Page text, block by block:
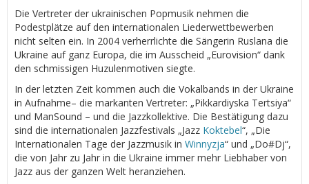
Die Vertreter der ukrainischen Popmusik nehmen die
Podestplätze auf den internationalen Liederwettbewerben
nicht selten ein. In 2004 verherrlichte die Sängerin Ruslana die
Ukraine auf ganz Europa, die im Ausscheid „Eurovision“ dank
den schmissigen Huzulenmotiven siegte.
In der letzten Zeit kommen auch die Vokalbands in der Ukraine
in Aufnahme– die markanten Vertreter: „Pikkardiyska Tertsiya“
und ManSound – und die Jazzkollektive. Die Bestätigung dazu
sind die internationalen Jazzfestivals „Jazz Koktebel“, „Die
Internationalen Tage der Jazzmusik in Winnyzja“ und „Do#Dj“,
die von Jahr zu Jahr in die Ukraine immer mehr Liebhaber von
Jazz aus der ganzen Welt heranziehen.